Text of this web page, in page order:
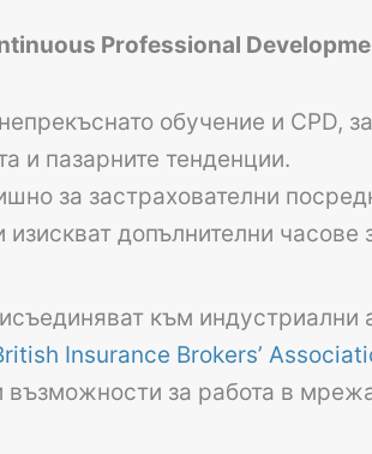
Professional
обучение и CPD,
и пазарните тенденции.
за застрахователни
допълнителни часове
към индустриални
Insurance Brokers’
възможности за работа в